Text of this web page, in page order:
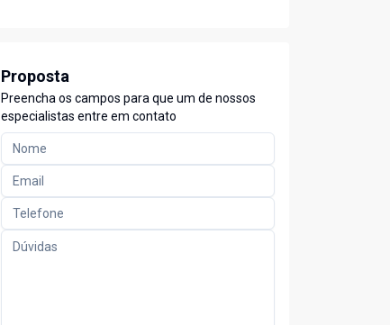
Proposta
Preencha os campos para que um de nossos
especialistas entre em contato